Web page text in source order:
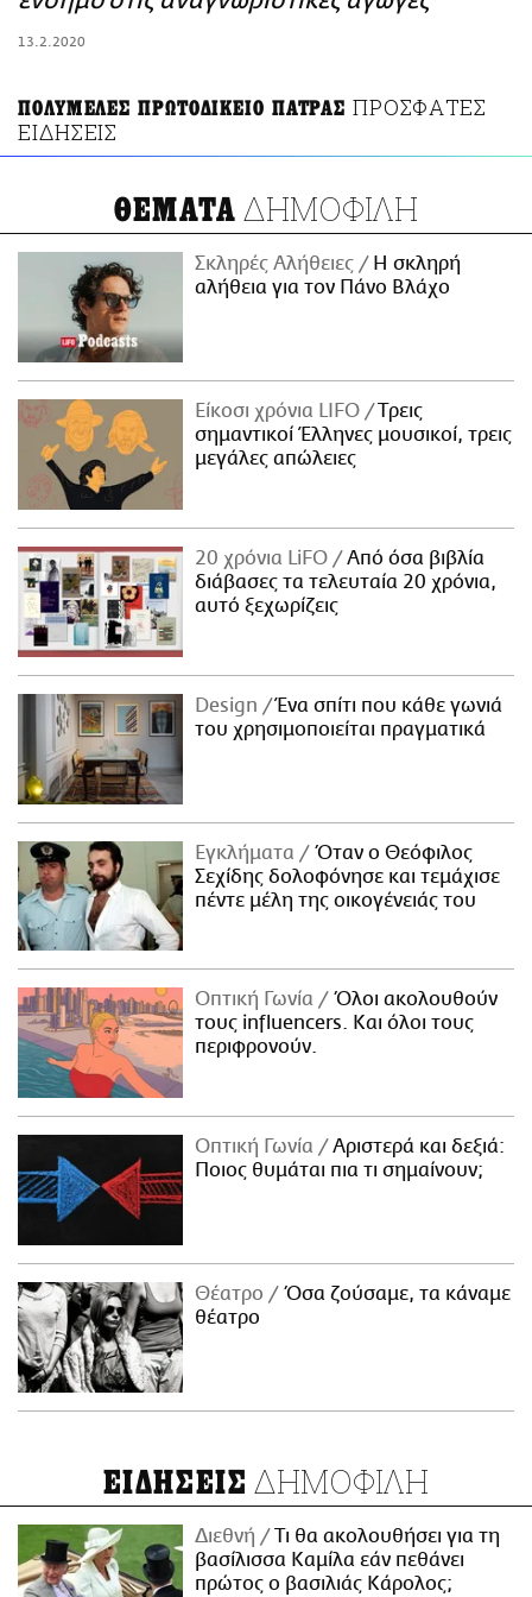
13.2.2020
ΠΟΛΥΜΕΛΕΣ ΠΡΩΤΟΔΙΚΕΙΟ ΠΑΤΡΑΣ ΠΡΟΣΦΑΤΕΣ
ΕΙΔΗΣΕΙΣ
ΘΕΜΑΤΑ ΔΗΜΟΦΙΛΗ
Σκληρές Αλήθειες
H σκληρή
αλήθεια για τον Πάνο Βλάχο
Είκοσι χρόνια LIFO
Tρεις
σημαντικοί Έλληνες μουσικοί, τρεις
μεγάλες απώλειες
20 χρόνια LiFO
Από όσα βιβλία
διάβασες τα τελευταία 20 χρόνια,
αυτό ξεχωρίζεις
Design
Ένα σπίτι που κάθε γωνιά
του χρησιμοποιείται πραγματικά
Εγκλήματα
Όταν ο Θεόφιλος
Σεχίδης δολοφόνησε και τεμάχισε
πέντε μέλη της οικογένειάς του
Οπτική Γωνία
Όλοι ακολουθούν
τους influencers. Και όλοι τους
περιφρονούν.
Οπτική Γωνία
Αριστερά και δεξιά:
Ποιος θυμάται πια τι σημαίνουν;
Θέατρο
Όσα ζούσαμε, τα κάναμε
θέατρο
ΕΙΔΗΣΕΙΣ ΔΗΜΟΦΙΛΗ
Διεθνή
Τι θα ακολουθήσει για τη
βασίλισσα Καμίλα εάν πεθάνει
πρώτος ο βασιλιάς Κάρολος;